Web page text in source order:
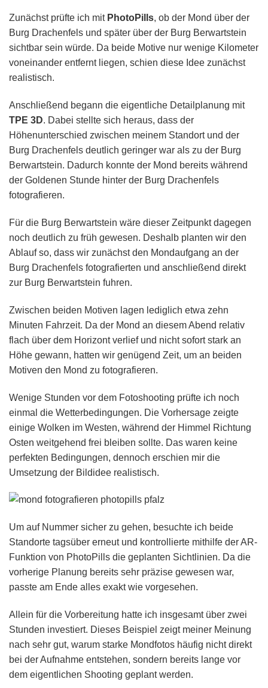
Zunächst prüfte ich mit PhotoPills, ob der Mond über der
Burg Drachenfels und später über der Burg Berwartstein
sichtbar sein würde. Da beide Motive nur wenige Kilometer
voneinander entfernt liegen, schien diese Idee zunächst
realistisch.
Anschließend begann die eigentliche Detailplanung mit
TPE 3D. Dabei stellte sich heraus, dass der
Höhenunterschied zwischen meinem Standort und der
Burg Drachenfels deutlich geringer war als zu der Burg
Berwartstein. Dadurch konnte der Mond bereits während
der Goldenen Stunde hinter der Burg Drachenfels
fotografieren.
Für die Burg Berwartstein wäre dieser Zeitpunkt dagegen
noch deutlich zu früh gewesen. Deshalb planten wir den
Ablauf so, dass wir zunächst den Mondaufgang an der
Burg Drachenfels fotografierten und anschließend direkt
zur Burg Berwartstein fuhren.
Zwischen beiden Motiven lagen lediglich etwa zehn
Minuten Fahrzeit. Da der Mond an diesem Abend relativ
flach über dem Horizont verlief und nicht sofort stark an
Höhe gewann, hatten wir genügend Zeit, um an beiden
Motiven den Mond zu fotografieren.
Wenige Stunden vor dem Fotoshooting prüfte ich noch
einmal die Wetterbedingungen. Die Vorhersage zeigte
einige Wolken im Westen, während der Himmel Richtung
Osten weitgehend frei bleiben sollte. Das waren keine
perfekten Bedingungen, dennoch erschien mir die
Umsetzung der Bildidee realistisch.
Um auf Nummer sicher zu gehen, besuchte ich beide
Standorte tagsüber erneut und kontrollierte mithilfe der AR-
Funktion von PhotoPills die geplanten Sichtlinien. Da die
vorherige Planung bereits sehr präzise gewesen war,
passte am Ende alles exakt wie vorgesehen.
Allein für die Vorbereitung hatte ich insgesamt über zwei
Stunden investiert. Dieses Beispiel zeigt meiner Meinung
nach sehr gut, warum starke Mondfotos häufig nicht direkt
bei der Aufnahme entstehen, sondern bereits lange vor
dem eigentlichen Shooting geplant werden.